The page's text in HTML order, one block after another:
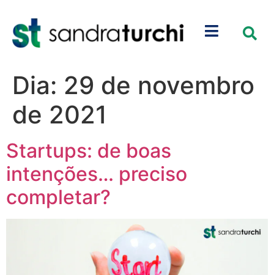
Dia: 29 de novembro
de 2021
Startups: de boas
intenções… preciso
completar?